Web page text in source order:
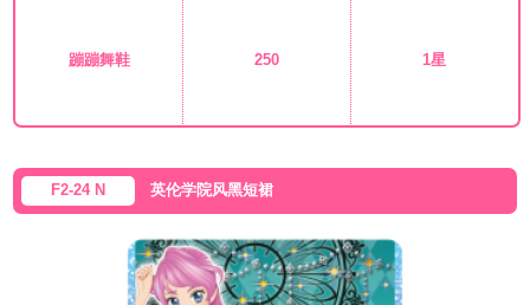
蹦蹦舞鞋 250 1星
F2-24 N 英伦学院风黑短裙